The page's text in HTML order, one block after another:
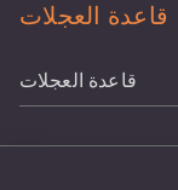
قاعدة العجلات
قاعدة العجلات